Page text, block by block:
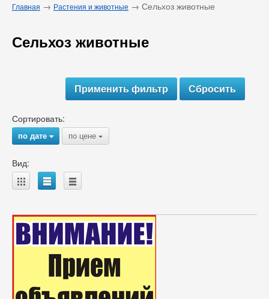
Главная → Растения и животные → Сельхоз животные
Сельхоз животные
Сортировать:
по дате{ по цене {
Вид:
A B C